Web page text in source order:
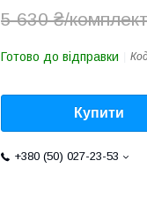
5 630 ₴/
Готово до відправки
Купити
+380 (50) 027-23-53